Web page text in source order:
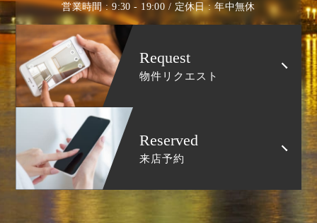
営業時間 : 9:30 - 19:00 / 定休日 : 年中無休
Request
物件リクエスト
Reserved
来店予約